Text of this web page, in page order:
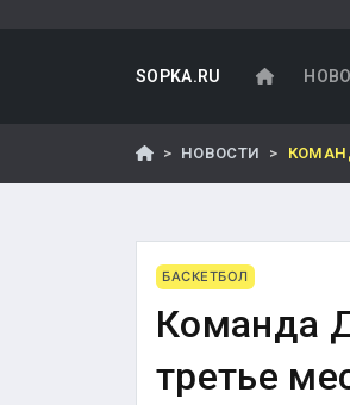
SOPKA.RU
НОВОСТИ
БАСКЕТБОЛ
Команда
третье